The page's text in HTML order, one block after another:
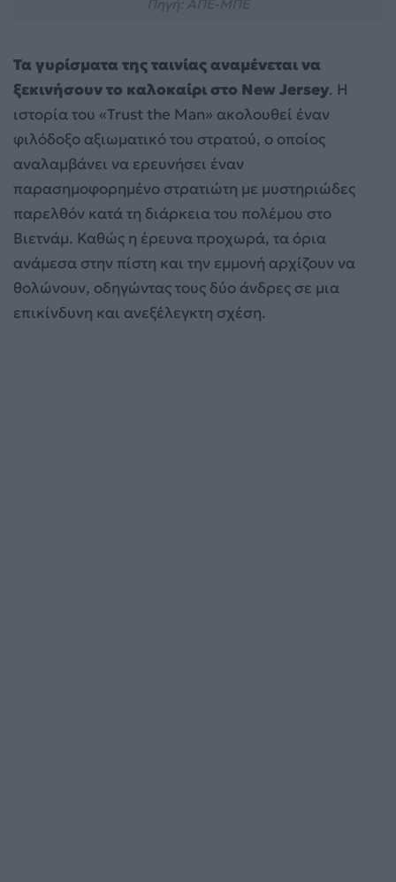
Τα γυρίσματα της ταινίας αναμένεται να
ξεκινήσουν το καλοκαίρι στο New Jersey. Η
ιστορία του «Trust the Man» ακολουθεί έναν
φιλόδοξο αξιωματικό του στρατού, ο οποίος
αναλαμβάνει να ερευνήσει έναν
παρασημοφορημένο στρατιώτη με μυστηριώδες
παρελθόν κατά τη διάρκεια του πολέμου στο
Βιετνάμ. Καθώς η έρευνα προχωρά, τα όρια
ανάμεσα στην πίστη και την εμμονή αρχίζουν να
θολώνουν, οδηγώντας τους δύο άνδρες σε μια
επικίνδυνη και ανεξέλεγκτη σχέση.